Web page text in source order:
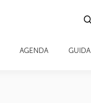
AGENDA